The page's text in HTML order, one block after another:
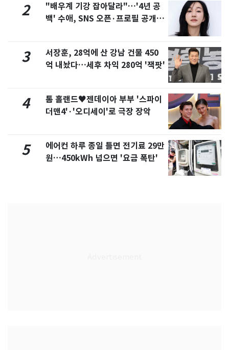
2
"배우계 기강 잡아달라"…'4년 공
백' 수애, SNS 오픈·프로필 공개
3
서장훈, 28억에 산 강남 건물 450
억 내놨다…세후 차익 280억 '잭팟'
4
톰 홀랜드♥젠데이아 부부 '스파이
더맨4'·'오디세이'로 극장 장악
5
에어컨 하루 종일 틀면 전기료 29만
원…450kWh 넘으면 '요금 폭탄'